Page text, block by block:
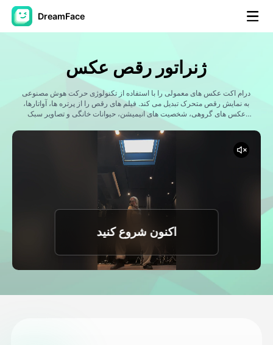
DreamFace
ابزارهای هوش مصنوعی
ویدیوی آواتار
ویدیوی AI
مشاهده همه ابزارها
الگوها
ژنراتور رقص عکس
درام اکت عکس های معمولی را با استفاده از تکنولوژی حرکت هوش مصنوعی
به نمایش رقص متحرک تبدیل می کند. فیلم های رقص را از پرتره ها، آواتارها،
عکس های گروهی، شخصیت های انیمیشن، حیوانات خانگی و تصاویر سبک
اکنون شروع کنید